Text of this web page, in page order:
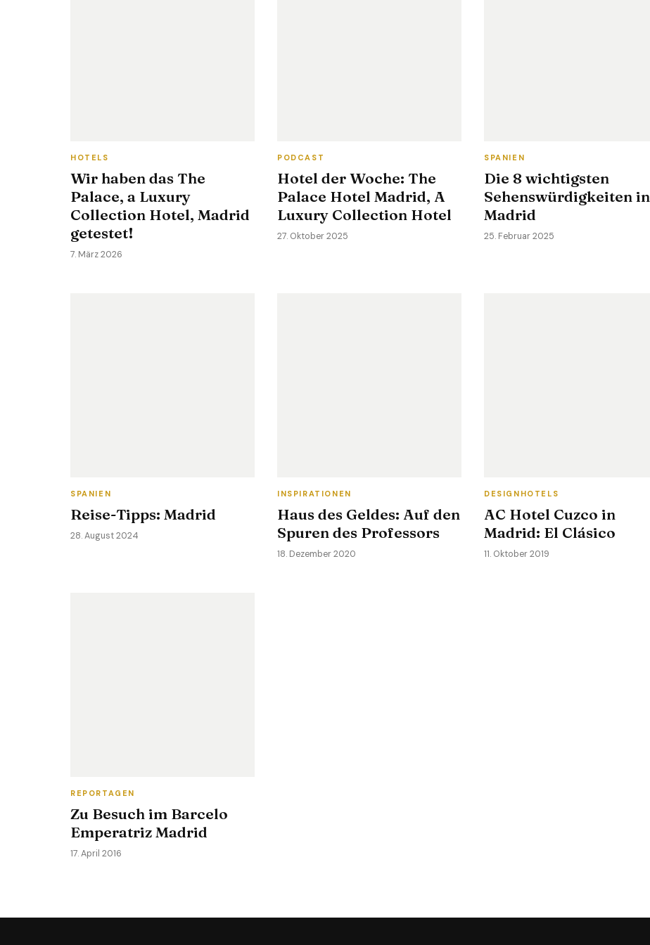
HOTELS
Wir haben das The
Palace, a Luxury
Collection Hotel, Madrid
getestet!
7. März 2026
PODCAST
Hotel der Woche: The
Palace Hotel Madrid, A
Luxury Collection Hotel
27. Oktober 2025
SPANIEN
Die 8 wichtigsten
Sehenswürdigkeiten in
Madrid
25. Februar 2025
SPANIEN
Reise-Tipps: Madrid
28. August 2024
INSPIRATIONEN
Haus des Geldes: Auf den
Spuren des Professors
18. Dezember 2020
DESIGNHOTELS
AC Hotel Cuzco in
Madrid: El Clásico
11. Oktober 2019
REPORTAGEN
Zu Besuch im Barcelo
Emperatriz Madrid
17. April 2016